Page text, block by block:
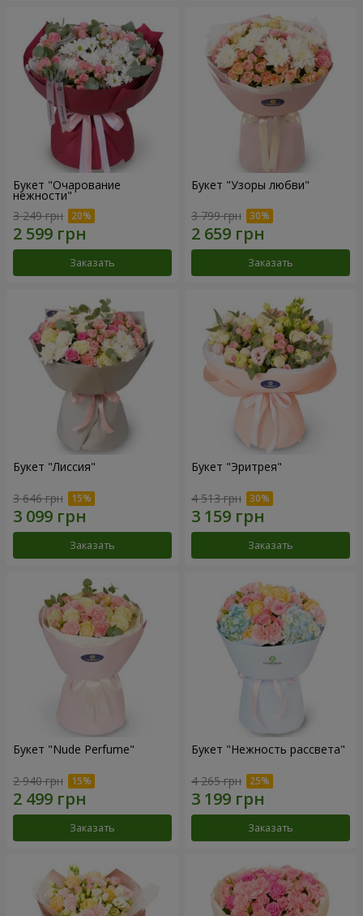
Букет "Очарование
нежности"
3 249 грн
Заказать
Букет "Узоры любви"
3 799 грн
Заказать
Букет "Лиссия"
3 646 грн
Заказать
Букет "Эритрея"
4 513 грн
Заказать
Букет "Nude Perfume"
2 940 грн
Заказать
Букет "Нежность рассвета"
4 265 грн
Заказать